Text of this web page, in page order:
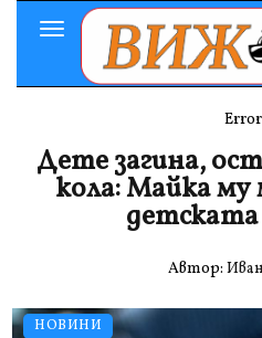
Toggle
Navigation
НОВИНИ
Дете загина,
кола: Майка му
детската
Автор: